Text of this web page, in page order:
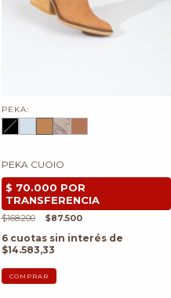
PEKA:
PEKA CUOIO
$168.200 $87.500
6 cuotas sin interés de
$14.583,33
COMPRAR